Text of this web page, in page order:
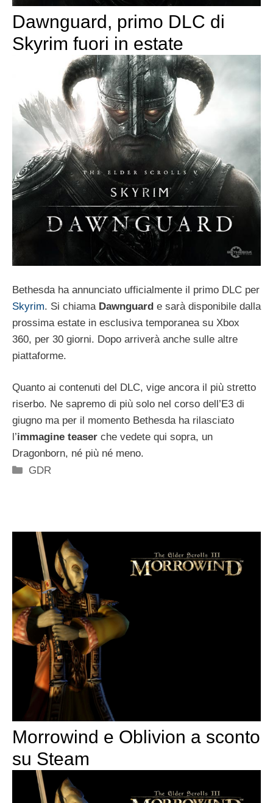
Dawnguard, primo DLC di
Skyrim fuori in estate
Bethesda ha annunciato ufficialmente il primo DLC per
Skyrim. Si chiama Dawnguard e sarà disponibile dalla
prossima estate in esclusiva temporanea su Xbox
360, per 30 giorni. Dopo arriverà anche sulle altre
piattaforme.
Quanto ai contenuti del DLC, vige ancora il più stretto
riserbo. Ne sapremo di più solo nel corso dell’E3 di
giugno ma per il momento Bethesda ha rilasciato
l’immagine teaser che vedete qui sopra, un
Dragonborn, né più né meno.
Categorie
GDR
Morrowind e Oblivion a sconto
su Steam